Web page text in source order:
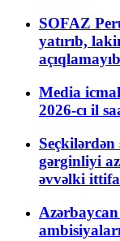
SOFAZ
yatırıb,
açıqlamayıb
Media
2026-cı il
gərginliyi
əvvəlki